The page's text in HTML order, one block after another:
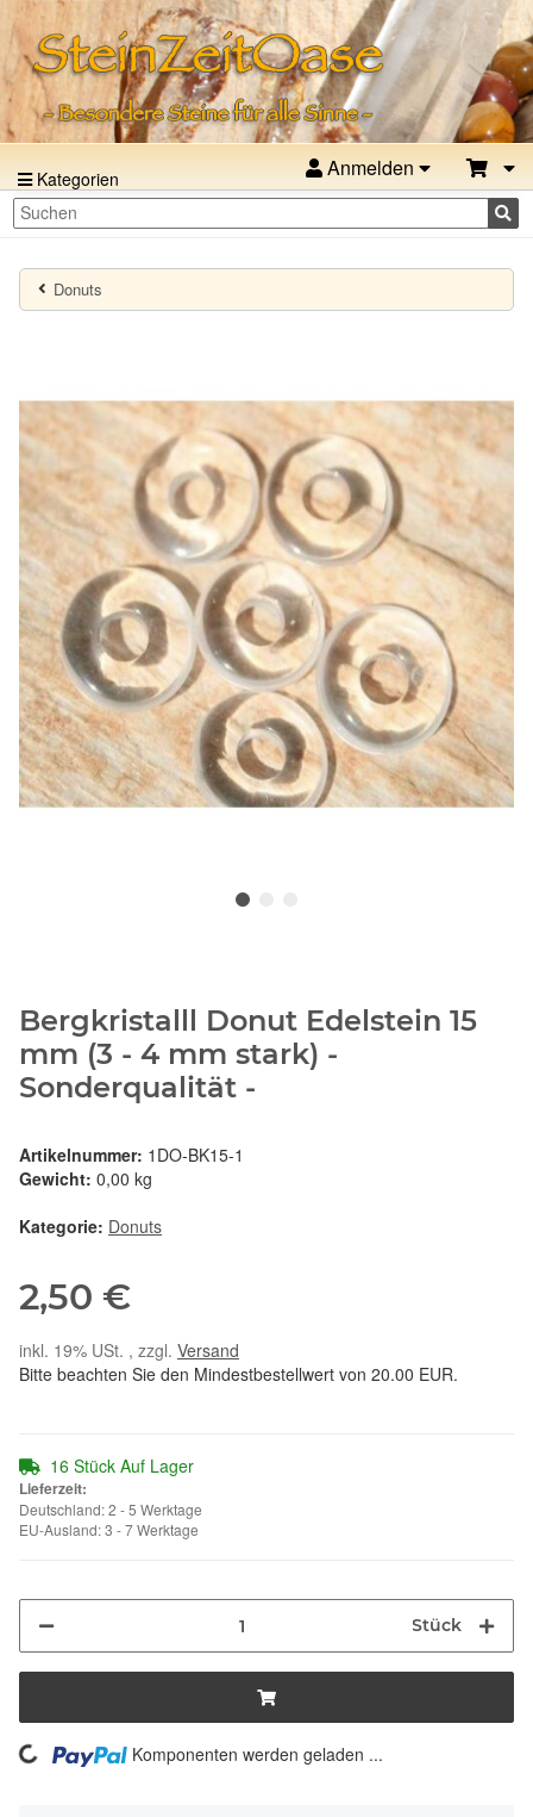
Kategorien Anmelden
Donuts
Bergkristalll Donut Edelstein 15
mm (3 - 4 mm stark) -
Sonderqualität -
Artikelnummer: 1DO-BK15-1
Gewicht: 0,00 kg
Kategorie: Donuts
2,50 €
inkl. 19% USt. , zzgl. Versand
Bitte beachten Sie den Mindestbestellwert von 20.00 EUR.
16 Stück Auf Lager
Lieferzeit:
Deutschland: 2 - 5 Werktage
EU-Ausland: 3 - 7 Werktage
Stück
Komponenten werden geladen ...